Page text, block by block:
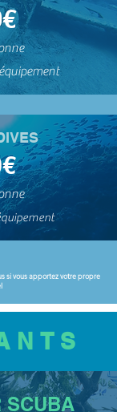
équipement
si vous apportez votre propre
SCUBA